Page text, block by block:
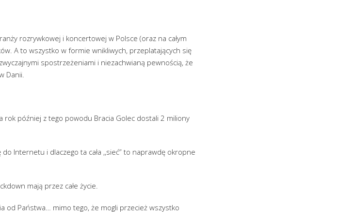
rozrywkowej i koncertowej w Polsce (oraz na całym
A to wszystko w formie wnikliwych, przeplatających się
spostrzeżeniami i niezachwianą pewnością, że
Danii.
rok później z tego powodu Bracia Golec dostali 2 miliony
Internetu i dlaczego ta cała ,,sieć” to naprawdę okropne
mają przez całe życie.
od Państwa… mimo tego, że mogli przecież wszystko